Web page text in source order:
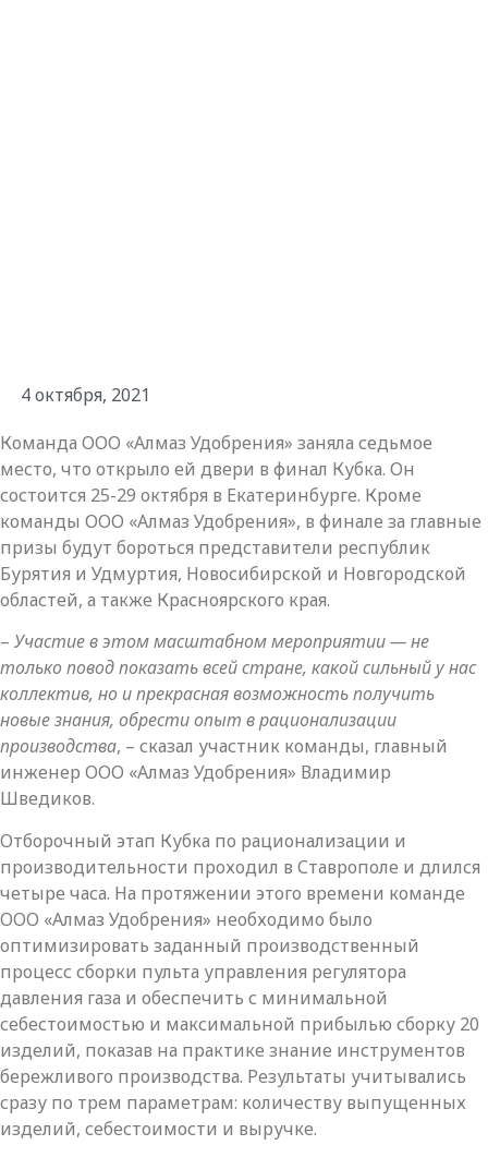
4 октября, 2021
Команда ООО «Алмаз Удобрения» заняла седьмое
место, что открыло ей двери в финал Кубка. Он
состоится 25-29 октября в Екатеринбурге. Кроме
команды ООО «Алмаз Удобрения», в финале за главные
призы будут бороться представители республик
Бурятия и Удмуртия, Новосибирской и Новгородской
областей, а также Красноярского края.
– Участие в этом масштабном мероприятии — не
только повод показать всей стране, какой сильный у нас
коллектив, но и прекрасная возможность получить
новые знания, обрести опыт в рационализации
производства, – сказал участник команды, главный
инженер ООО «Алмаз Удобрения» Владимир
Шведиков.
Отборочный этап Кубка по рационализации и
производительности проходил в Ставрополе и длился
четыре часа. На протяжении этого времени команде
ООО «Алмаз Удобрения» необходимо было
оптимизировать заданный производственный
процесс сборки пульта управления регулятора
давления газа и обеспечить с минимальной
себестоимостью и максимальной прибылью сборку 20
изделий, показав на практике знание инструментов
бережливого производства. Результаты учитывались
сразу по трем параметрам: количеству выпущенных
изделий, себестоимости и выручке.